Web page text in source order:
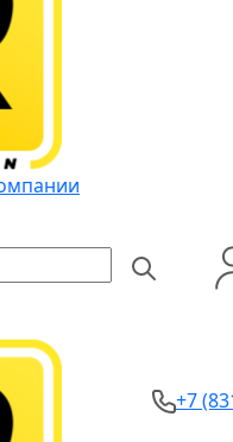
+7